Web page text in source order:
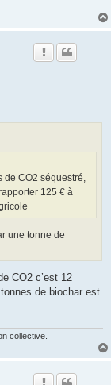
CO2 séquestré,
125 € à
une tonne de
CO2 c’est 12
de biochar est
collective.